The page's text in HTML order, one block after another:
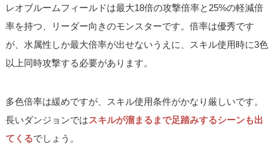
レオブルームフィールドは最大18倍の攻撃倍率と25%の軽減倍
率を持つ、リーダー向きのモンスターです。倍率は優秀です
が、水属性しか最大倍率が出せないうえに、スキル使用時に3色
以上同時攻撃する必要があります。
多色倍率は緩めですが、スキル使用条件がかなり厳しいです。
長いダンジョンではスキルが溜まるまで足踏みするシーンも出
てくるでしょう。